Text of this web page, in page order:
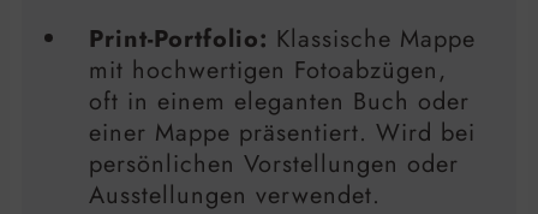
Print-Portfolio: Klassische Mappe
mit hochwertigen Fotoabzügen,
oft in einem eleganten Buch oder
einer Mappe präsentiert. Wird bei
persönlichen Vorstellungen oder
Ausstellungen verwendet.